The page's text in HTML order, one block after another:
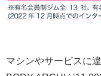
マシンやサービスに